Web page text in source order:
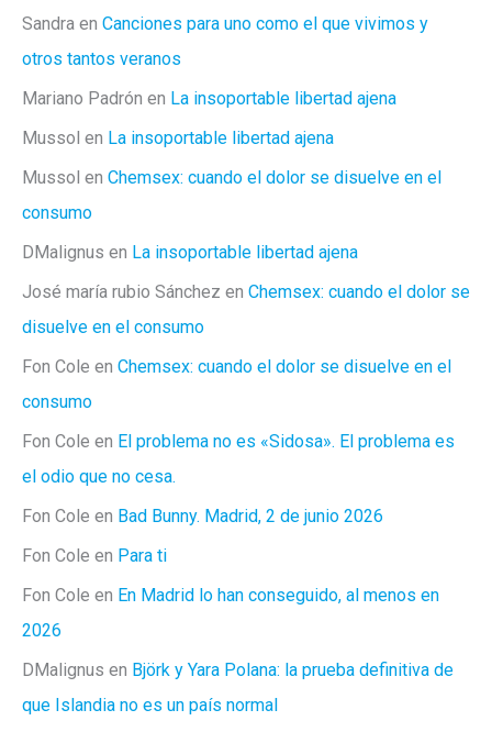
Sandra en Canciones para uno como el que vivimos y
otros tantos veranos
Mariano Padrón en La insoportable libertad ajena
Mussol en La insoportable libertad ajena
Mussol en Chemsex: cuando el dolor se disuelve en el
consumo
DMalignus en La insoportable libertad ajena
José maría rubio Sánchez en Chemsex: cuando el dolor se
disuelve en el consumo
Fon Cole en Chemsex: cuando el dolor se disuelve en el
consumo
Fon Cole en El problema no es «Sidosa». El problema es
el odio que no cesa.
Fon Cole en Bad Bunny. Madrid, 2 de junio 2026
Fon Cole en Para ti
Fon Cole en En Madrid lo han conseguido, al menos en
2026
DMalignus en Björk y Yara Polana: la prueba definitiva de
que Islandia no es un país normal